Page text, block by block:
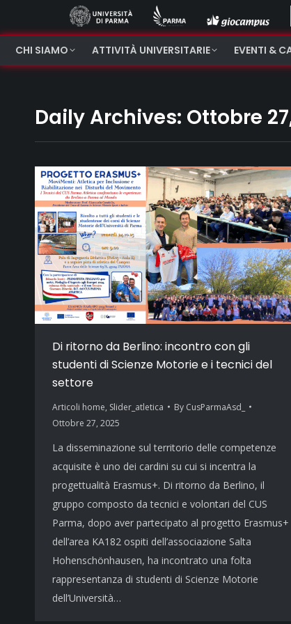
CHI SIAMO ATTIVITÀ UNIVERSITARIE EVENTI &
Daily Archives: Ottobre
Di ritorno da Berlino: incontro con gli
studenti di Scienze Motorie e i tecnici del
settore
Articoli home, Slider_atletica By CusParmaAsd_
Ottobre 27, 2025
La disseminazione sul territorio delle competenze
acquisite è uno dei cardini su cui si incentra la
progettualità Erasmus+. Di ritorno da Berlino, il
gruppo composto da tecnici e volontari del CUS
Parma, dopo aver partecipato al progetto Erasmus+
dell’area KA182 ospiti dell’associazione Salta
Hohenschönhausen, ha incontrato una folta
rappresentanza di studenti di Scienze Motorie
dell’Università…